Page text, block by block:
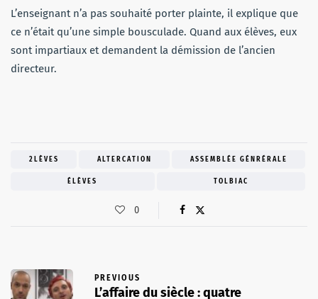
L’enseignant n’a pas souhaité porter plainte, il explique que
ce n’était qu’une simple bousculade. Quand aux élèves, eux
sont impartiaux et demandent la démission de l’ancien
directeur.
2LÈVES ALTERCATION ASSEMBLÉE GÉNRÉRALE
ÉLÈVES TOLBIAC
0
PREVIOUS
L’affaire du siècle : quatre